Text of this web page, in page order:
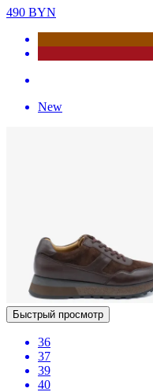
490 BYN
New
Быстрый просмотр
36
37
39
40